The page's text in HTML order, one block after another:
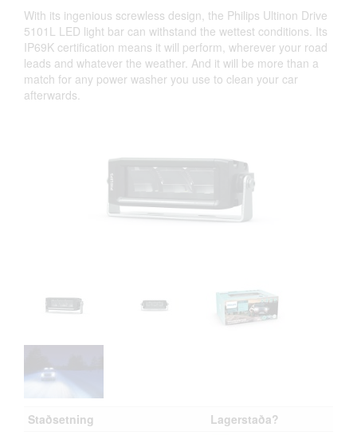
With its ingenious screwless design, the Philips Ultinon Drive
5101L LED light bar can withstand the wettest conditions. Its
IP69K certification means it will perform, wherever your road
leads and whatever the weather. And it will be more than a
match for any power washer you use to clean your car
afterwards.
Staðsetning
Lagerstaða?